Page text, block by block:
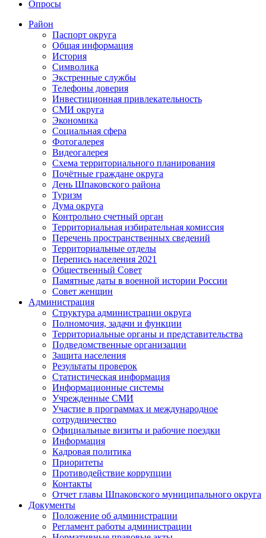
Опросы
Район
Паспорт округа
Общая информация
История
Символика
Экстренные службы
Телефоны доверия
Инвестиционная привлекательность
СМИ округа
Экономика
Социальная сфера
Фотогалерея
Видеогалерея
Схема территориального планирования
Почётные граждане округа
День Шпаковского района
Туризм
Дума округа
Контрольно счетный орган
Территориальная избирательная комиссия
Перечень пространственных сведений
Территориальные отделы
Перепись населения 2021
Общественный Совет
Памятные даты в военной истории России
Совет женщин
Администрация
Структура администрации округа
Полномочия, задачи и функции
Территориальные органы и представительства
Подведомственные организации
Защита населения
Результаты проверок
Статистическая информация
Информационные системы
Учрежденные СМИ
Участие в программах и международное
сотрудничество
Официальные визиты и рабочие поездки
Информация
Кадровая политика
Приоритеты
Противодействие коррупции
Контакты
Отчет главы Шпаковского муниципального округа
Документы
Положение об администрации
Регламент работы администрации